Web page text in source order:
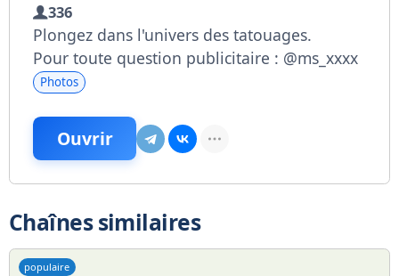
336
Plongez dans l'univers des tatouages.
Pour toute question publicitaire : @ms_xxxx
Photos
Ouvrir
Chaînes similaires
populaire